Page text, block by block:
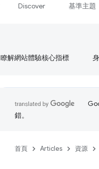
Discover 基準主題
瞭解網站體驗核心指標
錯。
首頁 Articles 資源